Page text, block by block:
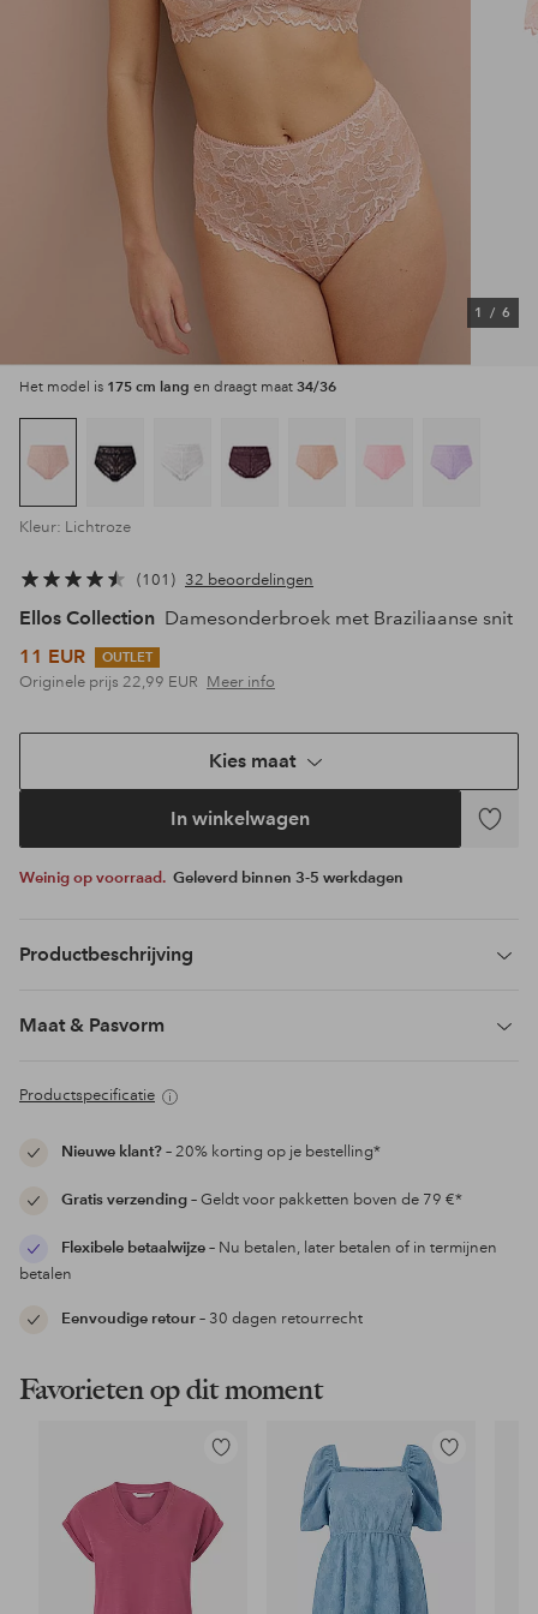
1 / 6
Het model is 175 cm lang en draagt maat 34/36
Kleur: Lichtroze
101 32 beoordelingen
Ellos Collection Damesonderbroek met Braziliaanse snit
11 EUR
OUTLET
Originele prijs 22,99 EUR Meer info
Kies maat
In winkelwagen
Weinig op voorraad. Geleverd binnen 3-5 werkdagen
Productbeschrijving
Maat & Pasvorm
Productspecificatie
Nieuwe klant?– 20% korting op je bestelling*
Gratis verzending– Geldt voor pakketten boven de 79 €*
Flexibele betaalwijze– Nu betalen, later betalen of in termijnen
betalen
Eenvoudige retour– 30 dagen retourrecht
Favorieten op dit moment
Toevoegen
favorieten
Toevoegen
aan
favorieten